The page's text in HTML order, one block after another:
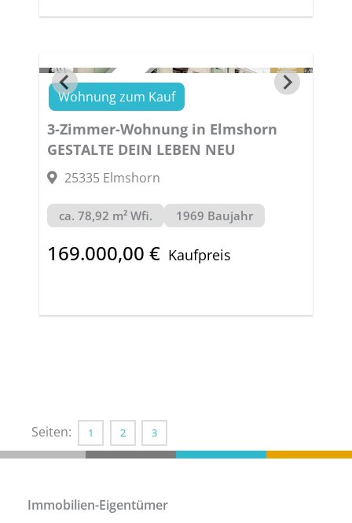
VERKAUFT
Wohnung zum Kauf
3-Zimmer-Wohnung in Elmshorn
GESTALTE DEIN LEBEN NEU
25335 Elmshorn
ca. 78,92 m² Wfi. 1969 Baujahr
169.000,00 € Kaufpreis
Seiten: 1 2 3
Immobilien-Eigentümer